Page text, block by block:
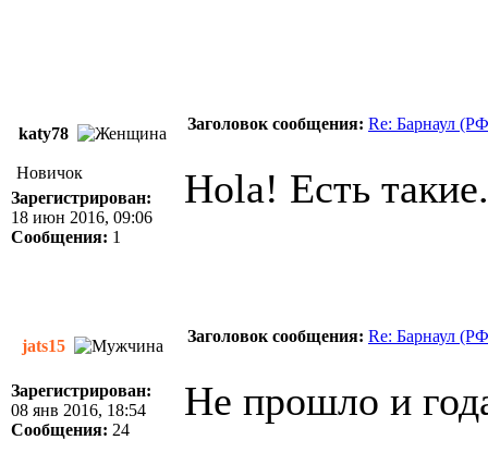
katy78
Заголовок сообщения: Re: Барнаул
Новичок
Зарегистрирован:
18 июн 2016, 09:06
Сообщения: 1
Hola! Есть такие.
jats15
Заголовок сообщения: Re: Барнаул
Зарегистрирован:
08 янв 2016, 18:54
Сообщения: 24
Не прошло и